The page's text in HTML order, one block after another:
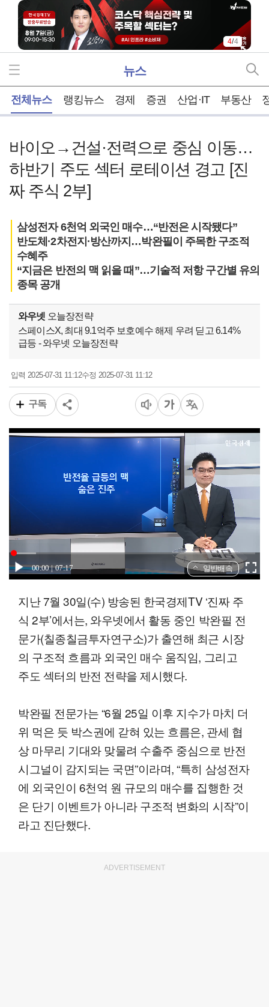
4/4
뉴스
전체뉴스 랭킹뉴스 경제 증권 산업·IT 부동산
바이오→건설·전력으로 중심 이동…
하반기 주도 섹터 로테이션 경고 [진
짜 주식 2부]
삼성전자 6천억 외국인 매수…“반전은 시작됐다”
반도체·2차전지·방산까지…박완필이 주목한 구조적
수혜주
“지금은 반전의 맥 읽을 때”…기술적 저항 구간별 유의
종목 공개
와우넷 오늘장전략
스페이스X, 최대 9.1억주 보호예수 해제 우려 딛고 6.14%
급등 - 와우넷 오늘장전략
입력 2025-07-31 11:12수정 2025-07-31 11:12
구독
00:00 07:17 일반배속
지난 7월 30일(수) 방송된 한국경제TV ‘진짜 주
식 2부’에서는, 와우넷에서 활동 중인 박완필 전
문가(칠종칠금투자연구소)가 출연해 최근 시장
의 구조적 흐름과 외국인 매수 움직임, 그리고
주도 섹터의 반전 전략을 제시했다.
박완필 전문가는 “6월 25일 이후 지수가 마치 더
위 먹은 듯 박스권에 갇혀 있는 흐름은, 관세 협
상 마무리 기대와 맞물려 수출주 중심으로 반전
시그널이 감지되는 국면”이라며, “특히 삼성전자
에 외국인이 6천억 원 규모의 매수를 집행한 것
은 단기 이벤트가 아니라 구조적 변화의 시작”이
라고 진단했다.
ADVERTISEMENT